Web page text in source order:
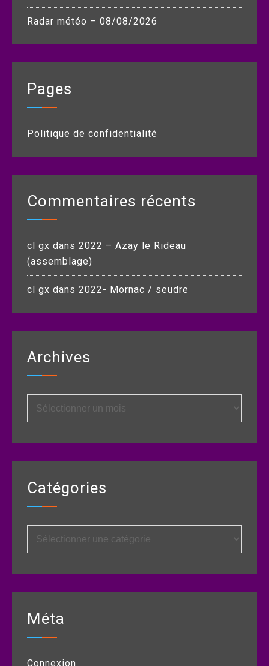
Radar météo – 08/08/2026
Pages
Politique de confidentialité
Commentaires récents
cl gx dans 2022 – Azay le Rideau
(assemblage)
cl gx dans 2022- Mornac / seudre
Archives
Catégories
Méta
Connexion